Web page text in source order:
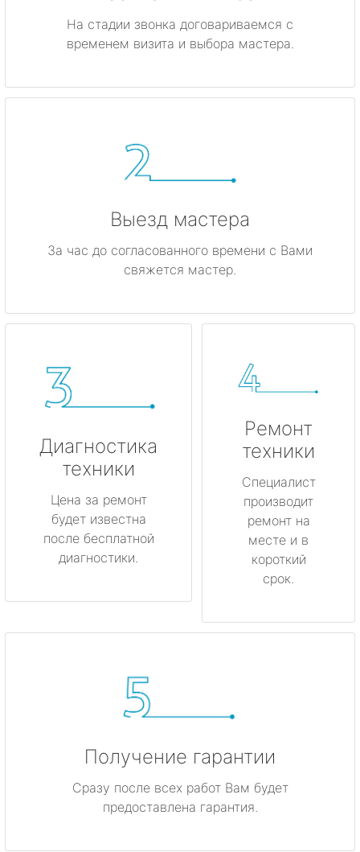
На стадии звонка договариваемся с
временем визита и выбора мастера.
Выезд мастера
За час до согласованного времени с Вами
свяжется мастер.
Диагностика
техники
Цена за ремонт
будет известна
после бесплатной
диагностики.
Ремонт
техники
Специалист
производит
ремонт на
месте и в
короткий
срок.
Получение гарантии
Сразу после всех работ Вам будет
предоставлена гарантия.